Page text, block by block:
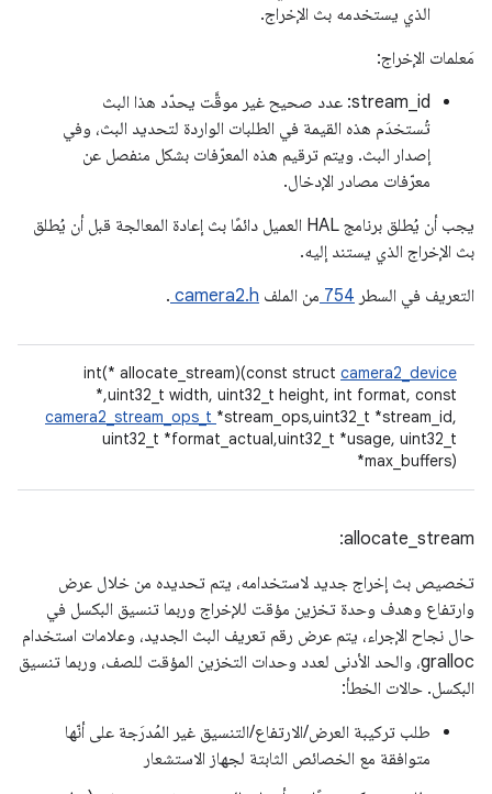
الذي يستخدمه بث الإخراج.
مَعلمات الإخراج:
‫stream_id: عدد صحيح غير موقَّت يحدّد هذا البث
تُستخدَم هذه القيمة في الطلبات الواردة لتحديد البث، وفي
إصدار البث. ويتم ترقيم هذه المعرّفات بشكل منفصل عن
معرّفات مصادر الإدخال.
يجب أن يُطلق برنامج HAL العميل دائمًا بث إعادة المعالجة قبل أن يُطلق
بث الإخراج الذي يستند إليه.
التعريف في السطر 754 من الملف camera2.h
.
int(* allocate_stream)(const struct camera2_device
*,uint32_t width, uint32_t height, int format, const
camera2_stream_ops_t *stream_ops,uint32_t *stream_id,
uint32_t *format_actual,uint32_t *usage, uint32_t
*max_buffers)
allocate_stream:
تخصيص بث إخراج جديد لاستخدامه، يتم تحديده من خلال عرض
وارتفاع وهدف وحدة تخزين مؤقت للإخراج وربما تنسيق البكسل في
حال نجاح الإجراء، يتم عرض رقم تعريف البث الجديد، وعلامات استخدام
gralloc، والحد الأدنى لعدد وحدات التخزين المؤقت للصف، وربما تنسيق
البكسل. حالات الخطأ:
طلب تركيبة العرض/الارتفاع/التنسيق غير المُدرَجة على أنّها
متوافقة مع الخصائص الثابتة لجهاز الاستشعار